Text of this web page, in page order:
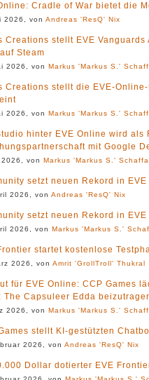
Cradle of War bietet die
2026, von Andreas 'ResQ' Nix
Creations stellt EVE
Steam
2026, von Markus 'Markus S.'
Creations stellt die EVE-
2026, von Markus 'Markus S.'
hinter EVE Online wird
mit Google
von Markus 'Markus S.'
setzt neuen Rekord in
2026, von Andreas 'ResQ' Nix
setzt neuen Rekord in
2026, von Markus 'Markus S.'
startet kostenlose
2026, von Amrit 'GrollTroll' Thukral
für EVE Online: CCP Games
The Capsuleer Edda
2026, von Markus 'Markus S.'
stellt KI-gestützten
2026, von Andreas 'ResQ' Nix
Dollar dotierter EVE